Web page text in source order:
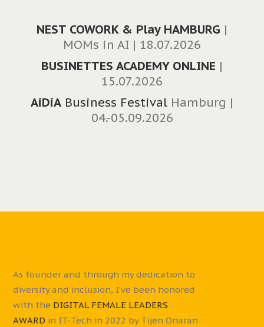
NEST COWORK & Play HAMBURG |
MOMs in AI | 18.07.2026
BUSINETTES ACADEMY ONLINE |
15.07.2026
AiDiA Business Festival Hamburg |
04.-05.09.2026
As founder and through my dedication to
diversity and inclusion, I’ve been honored
with the DIGITAL FEMALE LEADERS
AWARD in IT-Tech in 2022 by Tijen Onaran